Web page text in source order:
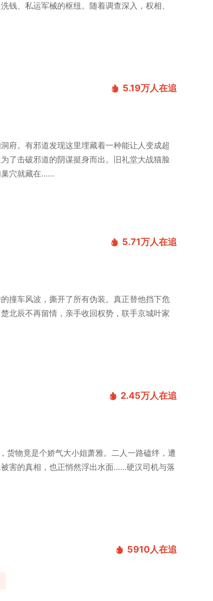
、私运军械的枢纽。随着调查深入，权相、
5.19万人在追
府。有邪道发现这里埋藏着一种能让人变成超
了击破邪道的阴谋挺身而出。旧礼堂大战猫脸
巢穴就藏在……
5.71万人在追
撞车风波，撕开了所有伪装。真正替他挡下危
北辰不再留情，亲手收回权势，联手京城叶家
2.45万人在追
货物竟是个娇气大小姐萧雅。二人一路磕绊，遭
害的真相，也正悄然浮出水面……硬汉司机与落
5910人在追